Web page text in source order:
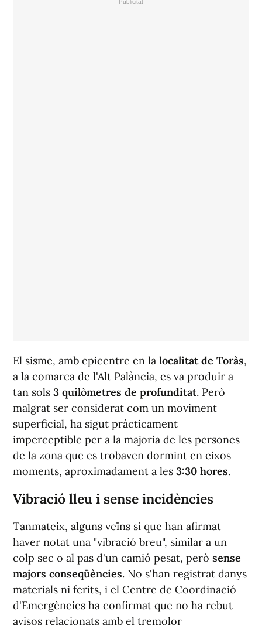
El sisme, amb epicentre en la localitat de Toràs,
a la comarca de l'Alt Palància, es va produir a
tan sols 3 quilòmetres de profunditat. Però
malgrat ser considerat com un moviment
superficial, ha sigut pràcticament
imperceptible per a la majoria de les persones
de la zona que es trobaven dormint en eixos
moments, aproximadament a les 3:30 hores.
Vibració lleu i sense incidències
Tanmateix, alguns veïns sí que han afirmat
haver notat una "vibració breu", similar a un
colp sec o al pas d'un camió pesat, però sense
majors conseqüències. No s'han registrat danys
materials ni ferits, i el Centre de Coordinació
d'Emergències ha confirmat que no ha rebut
avisos relacionats amb el tremolor